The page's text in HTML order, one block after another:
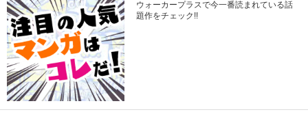
ウォーカープラスで今一番読まれている話
題作をチェック!!